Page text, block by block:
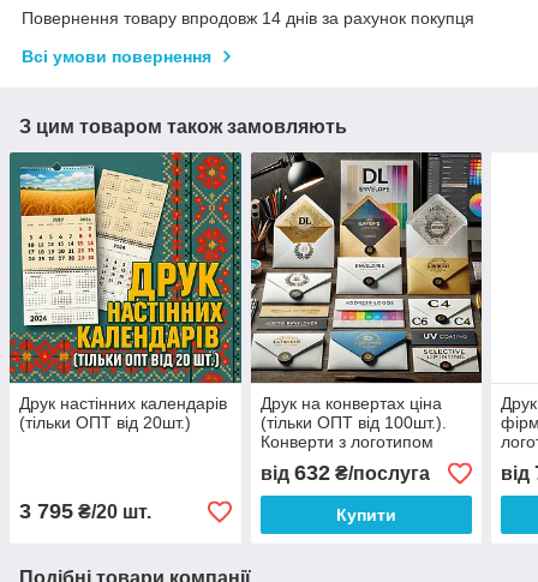
Повернення товару впродовж 14 днів за рахунок покупця
Всі умови повернення
З цим товаром також замовляють
Друк настінних календарів
(тільки ОПТ від 20шт.)
3 795 ₴/20 шт.
Друк на конвертах ціна
(тільки ОПТ від 100шт.).
Конверти з логотипом
дизайн і друк
від 632₴/послуга
Купити
від